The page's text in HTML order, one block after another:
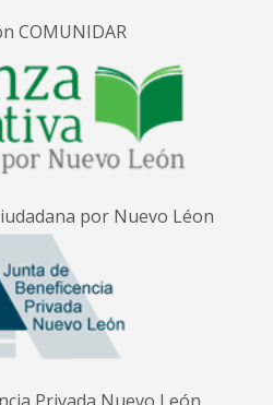
COMUNIDAR
por Nuevo Léon